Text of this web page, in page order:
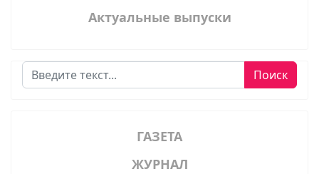
Актуальные выпуски
Поиск Поиск
ГАЗЕТА
ЖУРНАЛ